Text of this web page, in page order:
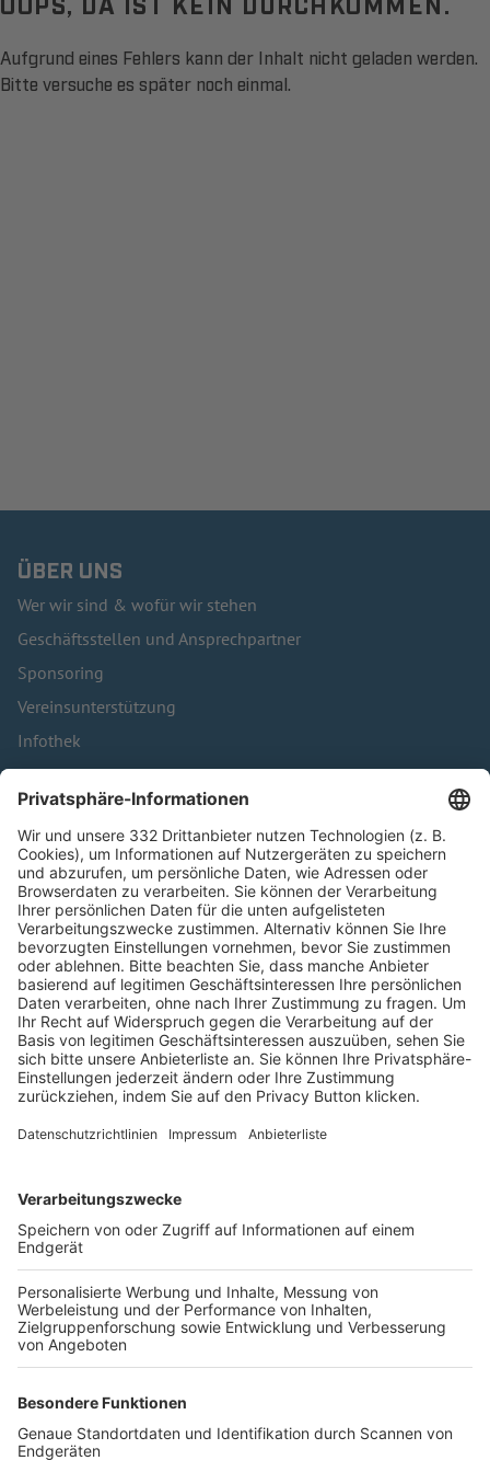
Aufgrund eines Fehlers kann der Inhalt nicht geladen werden.
Bitte versuche es später noch einmal.
ÜBER UNS
Wer wir sind & wofür wir stehen
Geschäftsstellen und Ansprechpartner
Sponsoring
Vereinsunterstützung
Infothek
Kontakt
HÄUFIG BESUCHTE SEITEN
Pässe und Vereinswechsel
Trainerausbildung
Schulungsangebot Vereinsmitarbeiter
BFV-Geschäftsstellen
Trainerbörse
Login SpielPlus
FOLGE DEM BFV
TOP-VEREINE
TOP-PARTNER